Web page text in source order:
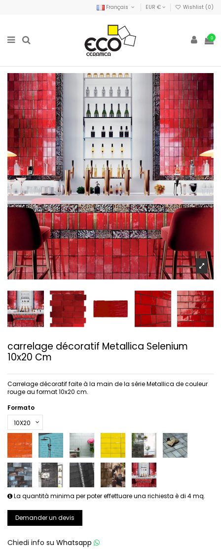
Français EUR € Wishlist (0)
0
carrelage décoratif Metallica Selenium
10x20 Cm
Carrelage décoratif faite à la main de la série Metallica de couleur
rouge au format 10x20 cm.
Formato
La quantità minima per poter effettuare una richiesta è di 4 mq.
Demander un devis
Chiedi info su Whatsapp